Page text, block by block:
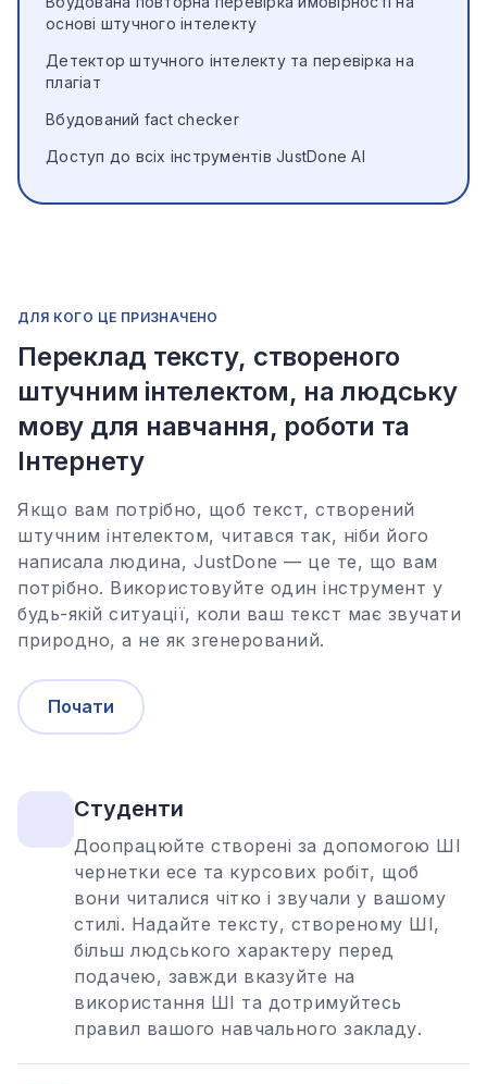
основі штучного інтелекту
Детектор штучного інтелекту та перевірка на
плагіат
Вбудований fact checker
Доступ до всіх інструментів JustDone AI
ДЛЯ КОГО ЦЕ ПРИЗНАЧЕНО
Переклад тексту, створеного
штучним інтелектом, на людську
мову для навчання, роботи та
Інтернету
Якщо вам потрібно, щоб текст, створений
штучним інтелектом, читався так, ніби його
написала людина, JustDone — це те, що вам
потрібно. Використовуйте один інструмент у
будь-якій ситуації, коли ваш текст має звучати
природно, а не як згенерований.
Почати
Студенти
Доопрацюйте створені за допомогою ШІ
чернетки есе та курсових робіт, щоб
вони читалися чітко і звучали у вашому
стилі. Надайте тексту, створеному ШІ,
більш людського характеру перед
подачею, завжди вказуйте на
використання ШІ та дотримуйтесь
правил вашого навчального закладу.